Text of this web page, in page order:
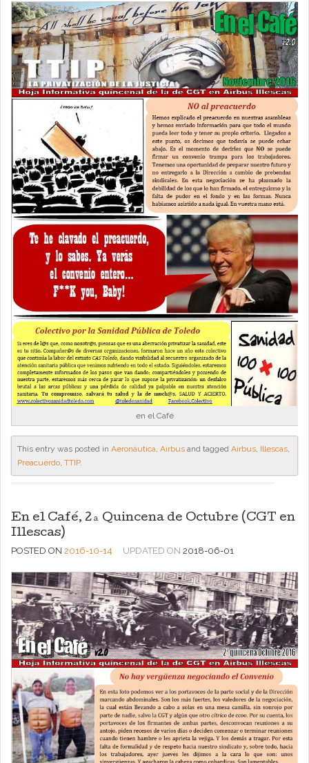
en el Café
This entry was posted in Aeronáutica, Airbus and tagged Airbus, Illescas,
Preacuerdo, TTIP.
En el Café, 2ª Quincena de Octubre (CGT en
Illescas)
POSTED ON 2016-10-14 UPDATED ON 2018-06-01